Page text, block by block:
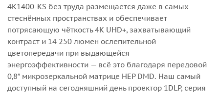
4K1400-KS без труда размещается даже в самых
стеснённых пространствах и обеспечивает
потрясающую чёткость 4K UHD+, захватывающий
контраст и 14 250 люмен ослепительной
цветопередачи при выдающейся
энергоэффективности — всё это благодаря передовой
0,8″ микрозеркальной матрице HEP DMD. Наш самый
доступный на сегодняшний день проектор 1DLP, серия